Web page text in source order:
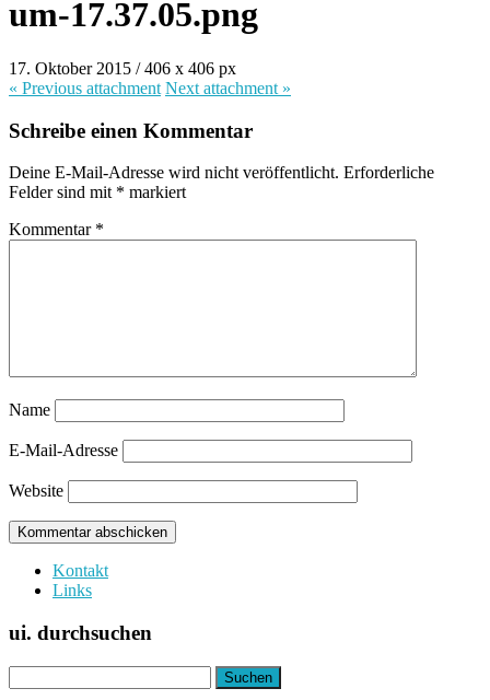
um-17.37.05.png
17. Oktober 2015 /406 x 406 px
« Previous attachment Next attachment »
Schreibe einen Kommentar
Deine E-Mail-Adresse wird nicht veröffentlicht. Erforderliche
Felder sind mit * markiert
Kommentar *
Name
E-Mail-Adresse
Website
Kontakt
Links
ui. durchsuchen
nach: